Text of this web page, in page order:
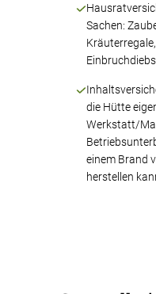
Sachen:
die Hütte
Werkstatt/
einem Brand
herstellen